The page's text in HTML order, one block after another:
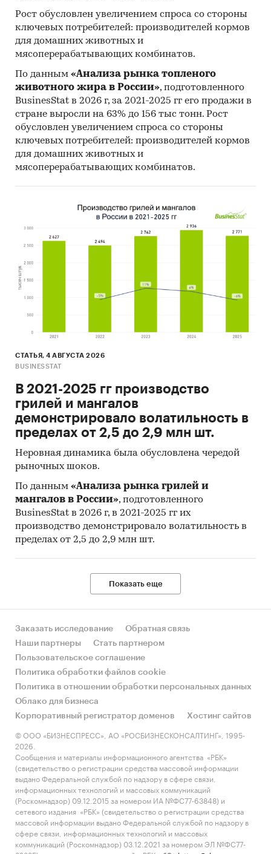
Рост обусловлен увеличением спроса со стороны
ключевых потребителей: производителей кормов
для домашних животных и
мясоперерабатывающих комбинатов.
По данным «Анализа рынка топленого
животного жира в России», подготовленного
BusinesStat в 2026 г, за 2021-2025 гг его продажи в
стране выросли на 63% до 156 тыс тонн. Рост
обусловлен увеличением спроса со стороны
ключевых потребителей: производителей кормов
для домашних животных и
мясоперерабатывающих комбинатов.
СТАТЬЯ, 4 АВГУСТА 2026
BUSINESSTAT
В 2021-2025 гг производство
грилей и мангалов
демонстрировало волатильность в
пределах от 2,5 до 2,9 млн шт.
Неровная динамика была обусловлена чередой
рыночных шоков.
По данным «Анализа рынка грилей и
мангалов в России», подготовленного
BusinesStat в 2026 г, в 2021-2025 гг их
производство демонстрировало волатильность в
пределах от 2,5 до 2,9 млн шт.
Показать еще
Заказать исследование
Обратная связь
Наши партнеры
Стать партнером
Пользовательское соглашение
Политика обработки файлов cookie
Политика в отношении обработки персональных данных
Облако для бизнеса
Корпоративный регистратор доменов
Хостинг сайтов
© ООО «БИЗНЕСПРЕСС», АО «РОСБИЗНЕСКОНСАЛТИНГ», 1995-
2026.
Сообщения и материалы информационного агентства «РБК»
(свидетельство о регистрации средства массовой информации
выдано Федеральной службой по надзору в сфере связи,
информационных технологий и массовых коммуникаций
(Роскомнадзор) 09.12.2015 за номером ИА №ФС77-63848) и
сетевого издания «РБК» (свидетельство о регистрации средства
массовой информации выдано Федеральной службой по надзору в
сфере связи, информационных технологий и массовых
коммуникаций (Роскомнадзор) 03.12.2021 за номером ЭЛ №ФС77-